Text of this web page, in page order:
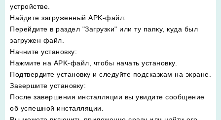
устройстве.
Найдите загруженный APK-файл:
Перейдите в раздел "Загрузки" или ту папку, куда был
загружен файл.
Начните установку:
Нажмите на APK-файл, чтобы начать установку.
Подтвердите установку и следуйте подсказкам на экране.
Завершите установку:
После завершения инсталляции вы увидите сообщение
об успешной инсталляции.